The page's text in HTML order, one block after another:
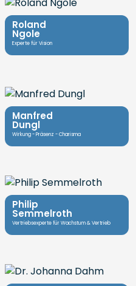
Roland
Ngole
Experte für Vision
Manfred
Dungl
Wirkung - Präsenz - Charisma
Philip
Semmelroth
Vertriebsexperte für Wachstum & Vertrieb